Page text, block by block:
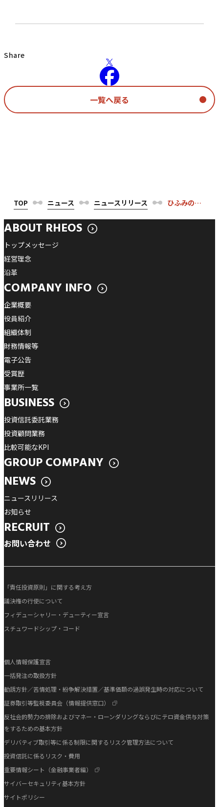
Share
一覧へ戻る
TOP ニュース ニュースリリース ひふみのレオス20周年、ファイナンシャル・インクルージョンを加速する次の20年へ
ABOUT RHEOS
トップメッセージ
経営理念
沿革
COMPANY INFO
企業概要
役員紹介
組織体制
財務情報等
電子公告
受賞歴
事業所一覧
BUSINESS
投資信託委託業務
投資顧問業務
比較可能なKPI
GROUP COMPANY
NEWS
ニュースリリース
お知らせ
RECRUIT
お問い合わせ
「責任投資原則」に関する考え方
議決権の行使について
フィデューシャリー・デューティー宣言
スチュワードシップ・コード
個人情報保護宣言
一括発注の取扱方針
勧誘方針／苦情処理・紛争解決措置／基準価額の過誤発生時の対応について
証券取引等監視委員会（情報提供窓口）
反社会的勢力の排除およびマネー・ローンダリングならびにテロ資金供与対策
をするための基本方針
デリバティブ取引等に係る制限に関するリスク管理方法について
投資信託に係るリスク・費用
重要情報シート（金融事業者編）
サイバーセキュリティ基本方針
サイトポリシー